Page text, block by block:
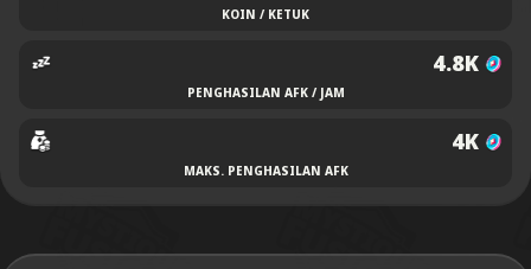
KOIN / KETUK
4.8K
PENGHASILAN AFK / JAM
4K
MAKS. PENGHASILAN AFK